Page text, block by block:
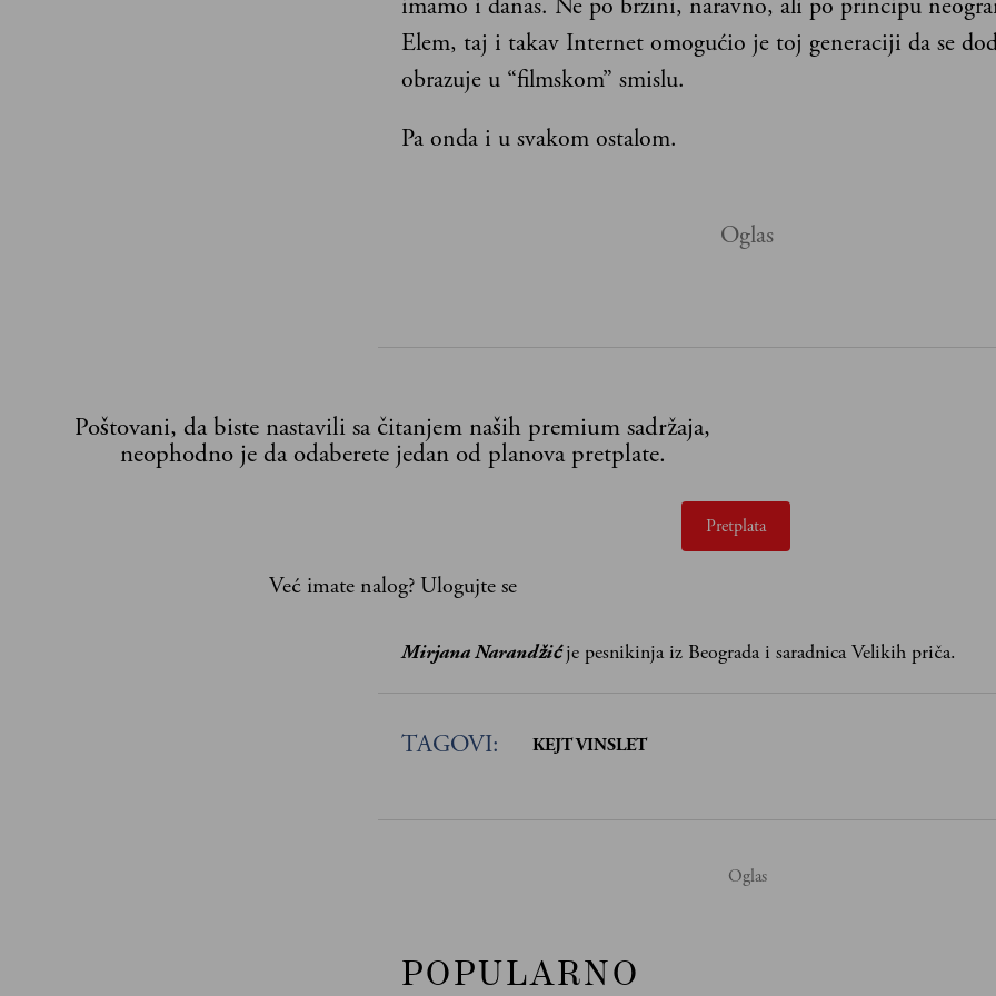
imamo i danas. Ne po brzini, naravno, ali po principu
Elem, taj i takav Internet omogućio je toj generaciji da se
obrazuje u “filmskom” smislu.
Pa onda i u svakom ostalom.
Poštovani, da biste nastavili sa čitanjem naših premium sadržaja,
neophodno je da odaberete jedan od planova pretplate.
Pretplata
Već imate nalog? Ulogujte se
Mirjana Narandžićje pesnikinja iz Beograda i saradnica Velikih priča.
TAGOVI: KEJT VINSLET
POPULARNO